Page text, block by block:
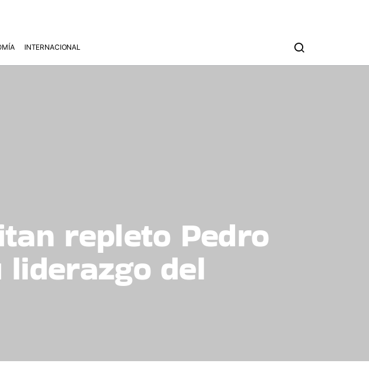
INTERNACIONAL
repleto Pedro
del